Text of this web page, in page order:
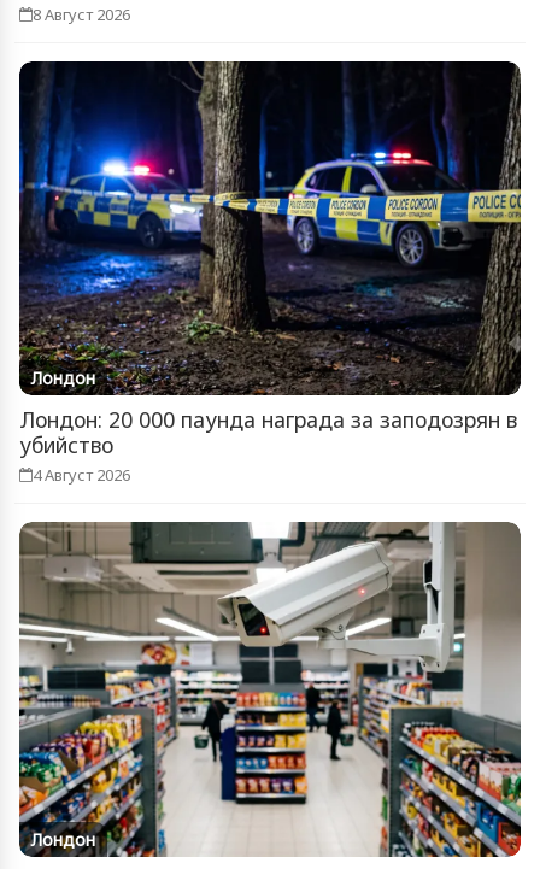
8 Август 2026
Лондон
Лондон: 20 000 паунда награда за заподозрян в
убийство
4 Август 2026
Лондон